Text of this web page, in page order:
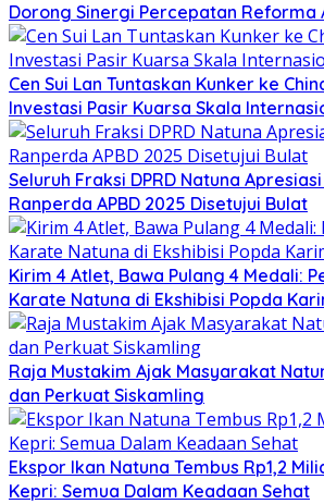
Dorong Sinergi Percepatan Reforma
Cen Sui Lan Tuntaskan Kunker ke
Investasi Pasir Kuarsa Skala
Seluruh Fraksi DPRD Natuna
Ranperda APBD 2025 Disetujui Bulat
Kirim 4 Atlet, Bawa Pulang 4 Medali:
Karate Natuna di Ekshibisi Popda
Raja Mustakim Ajak Masyarakat
dan Perkuat Siskamling
Ekspor Ikan Natuna Tembus Rp1,2
Kepri: Semua Dalam Keadaan Sehat